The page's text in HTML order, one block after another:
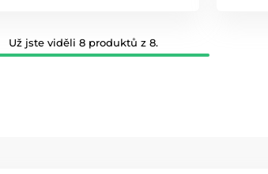
Už jste viděli 8 produktů z 8.